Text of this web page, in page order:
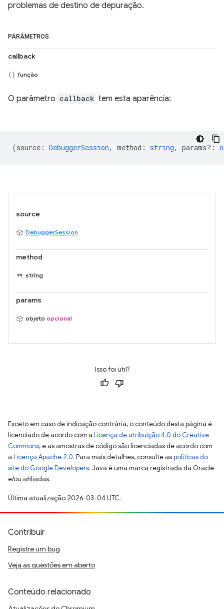
problemas de destino de depuração.
PARÂMETROS
callback
função
O parâmetro callback tem esta aparência:
(source : DebuggerSession, method : string, params? :
source
DebuggerSession
method
string
params
objeto opcional
Isso foi útil?
Exceto em caso de indicação contrária, o conteúdo desta página é
licenciado de acordo com a Licença de atribuição 4.0 do Creative
Commons, e as amostras de código são licenciadas de acordo com
a Licença Apache 2.0. Para mais detalhes, consulte aspolíticas do
site do Google Developers. Java é uma marca registrada da Oracle
e/ou afiliadas.
Última atualização 2026-03-04 UTC.
Contribuir
Registre um bug
Veja as questões em aberto
Conteúdo relacionado